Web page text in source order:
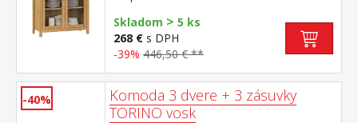
presklené dvere, 2 police maximálne
nosnosti uvedené v návode na montáž
Skladom > 5 ks
268 € s DPH
-39% 446,50 € **
-40%
Komoda 3 dvere + 3 zásuvky
TORINO vosk